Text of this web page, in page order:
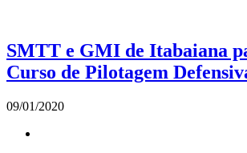
SMTT e GMI de Itabaiana
Curso de Pilotagem
09/01/2020